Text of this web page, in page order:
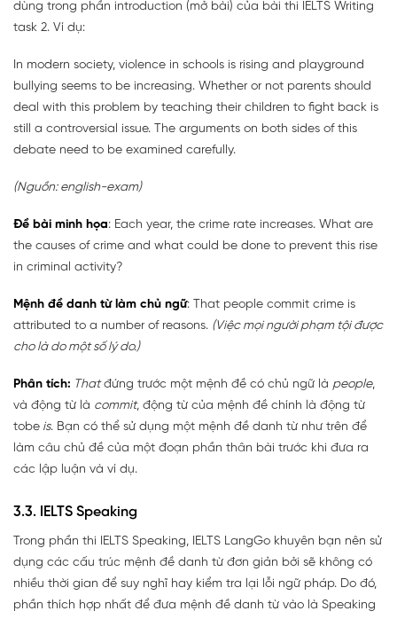
dùng trong phần introduction (mở bài) của bài thi IELTS Writing
task 2. Ví dụ:
In modern society, violence in schools is rising and playground
bullying seems to be increasing. Whether or not parents should
deal with this problem by teaching their children to fight back is
still a controversial issue. The arguments on both sides of this
debate need to be examined carefully.
(Nguồn: english-exam)
Đề bài minh họa: Each year, the crime rate increases. What are
the causes of crime and what could be done to prevent this rise
in criminal activity?
Mệnh đề danh từ làm chủ ngữ: That people commit crime is
attributed to a number of reasons. (Việc mọi người phạm tội được
cho là do một số lý do.)
Phân tích: Thatđứng trước một mệnh đề có chủ ngữ là people,
và động từ là commit, động từ của mệnh đề chính là động từ
tobe is. Bạn có thể sử dụng một mệnh đề danh từ như trên để
làm câu chủ đề của một đoạn phần thân bài trước khi đưa ra
các lập luận và ví dụ.
3.3. IELTS Speaking
Trong phần thi IELTS Speaking, IELTS LangGo khuyên bạn nên sử
dụng các cấu trúc mệnh đề danh từ đơn giản bởi sẽ không có
nhiều thời gian để suy nghĩ hay kiểm tra lại lỗi ngữ pháp. Do đó,
phần thích hợp nhất để đưa mệnh đề danh từ vào là Speaking